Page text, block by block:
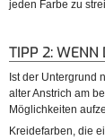
jeden Farbe zu
TIPP 2: WENN
Ist der Untergrund
alter Anstrich am
Möglichkeiten
Kreidefarben, die